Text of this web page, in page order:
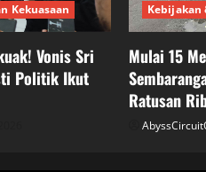
Kekuasaan
Vonis Sri
Politik Ikut
Kebijakan
Mulai 15
Ratusan